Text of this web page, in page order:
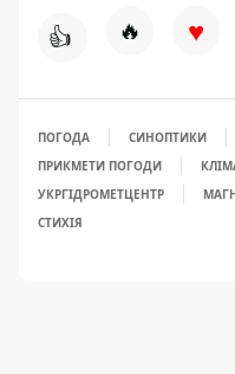
👍 🔥 ♥
ПОГОДА СИНОПТИКИ
ПРИКМЕТИ ПОГОДИ
УКРГІДРОМЕТЦЕНТР
СТИХІЯ